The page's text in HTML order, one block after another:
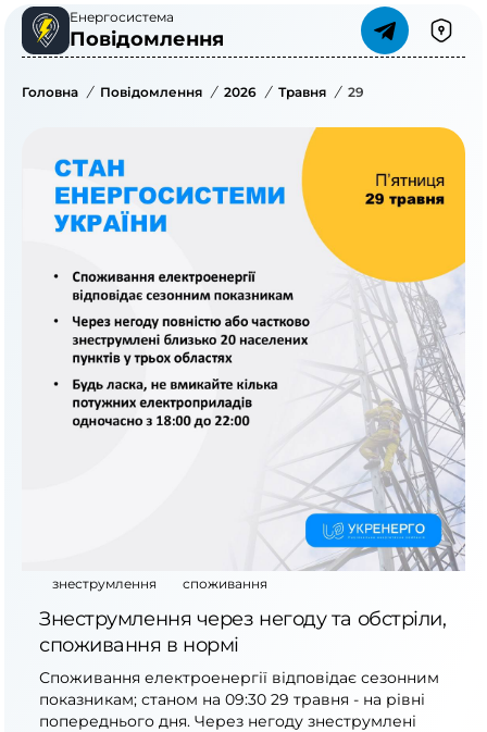
Енергосистема
Повідомлення
Головна / Повідомлення / 2026 / Травня / 29
знеструмлення споживання
Знеструмлення через негоду та обстріли,
споживання в нормі
Споживання електроенергії відповідає сезонним
показникам; станом на 09:30 29 травня - на рівні
попереднього дня. Через негоду знеструмлені